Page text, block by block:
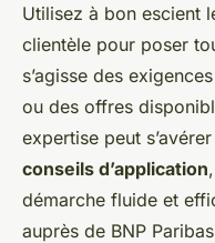
Utilisez à bon escient
clientèle pour poser
s’agisse des
ou des offres
expertise peut
conseils d’application
démarche fluide et
auprès de BNP